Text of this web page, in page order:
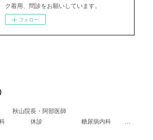
ク着用、問診をお願いしています。
フォロー
秋山院長・阿部医師
休診 糖尿病内科 …